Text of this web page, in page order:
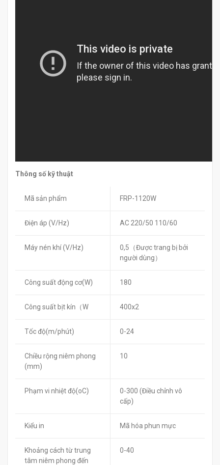
Thông số kỹ thuật
Mã sản phẩm FRP-1120W
Điện áp (V/Hz) AC 220/50 110/60
Máy nén khí (V/Hz)
0,5（Được trang bị bởi
người dùng）
Công suất động cơ(W) 180
Công suất bịt kín（W 400x2
Tốc độ(m/phút) 0-24
Chiều rộng niêm phong
(mm)
10
Phạm vi nhiệt độ(oC)
0-300 (Điều chỉnh vô
cấp)
Kiểu in Mã hóa phun mực
Khoảng cách từ trung
tâm niêm phong đến
0-40